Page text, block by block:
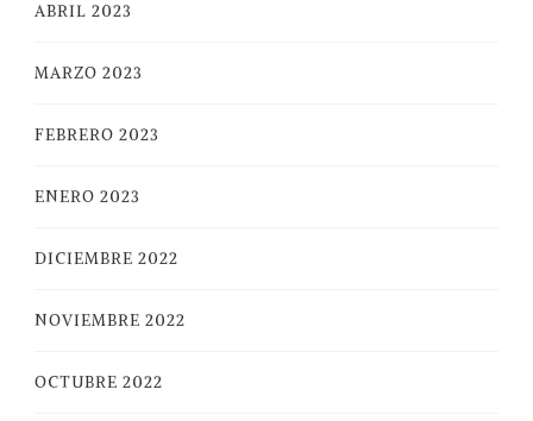
ABRIL 2023
MARZO 2023
FEBRERO 2023
ENERO 2023
DICIEMBRE 2022
NOVIEMBRE 2022
OCTUBRE 2022